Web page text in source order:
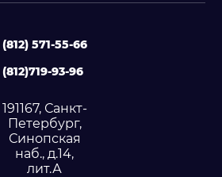
(812) 571-55-66
(812)719-93-96
191167, Санкт-
Петербург,
Синопская
наб., д.14,
лит.А